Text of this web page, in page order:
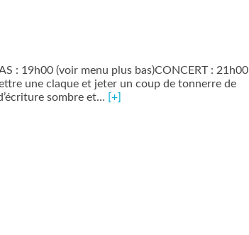
: 19h00 (voir menu plus bas)CONCERT : 21h00
une claque et jeter un coup de tonnerre de
sombre et… [+]